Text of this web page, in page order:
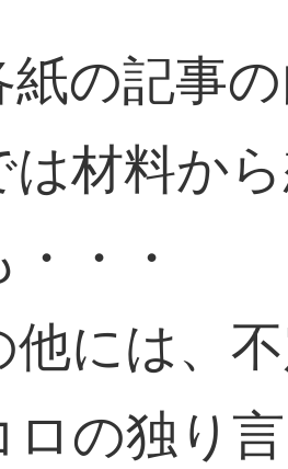
紙の記事
は材料か
・・・
には、
ロの独り